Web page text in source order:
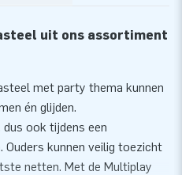
uit ons assortiment
met party thema kunnen
én glijden.
ook tijdens een
Ouders kunnen veilig toezicht
netten. Met de Multiplay